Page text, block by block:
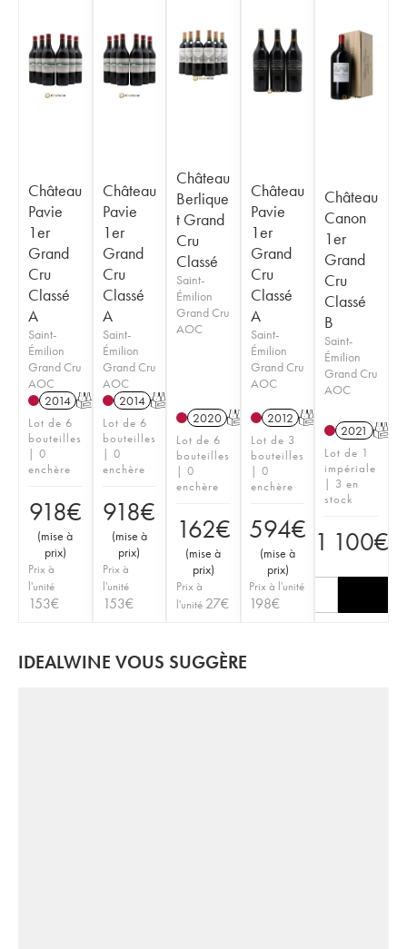
Château
Pavie
1er
Grand
Cru
Classé
A
Saint-
Émilion
Grand Cru
AOC
2014 T
Lot de 6
bouteilles
| 0
enchère
918€
(mise à
prix)
Prix à
l'unité
153€
Château
Pavie
1er
Grand
Cru
Classé
A
Saint-
Émilion
Grand Cru
AOC
2014 T
Lot de 6
bouteilles
| 0
enchère
918€
(mise à
prix)
Prix à
l'unité
153€
Château
Berlique
t Grand
Cru
Classé
Saint-
Émilion
Grand Cru
AOC
2020 T
Lot de 6
bouteilles
| 0
enchère
162€
(mise à
prix)
Prix à
l'unité 27€
Château
Pavie
1er
Grand
Cru
Classé
A
Saint-
Émilion
Grand Cru
AOC
2012 T
Lot de 3
bouteilles
| 0
enchère
594€
(mise à
prix)
Prix à l'unité
198€
Château
Canon
1er
Grand
Cru
Classé
B
Saint-
Émilion
Grand Cru
AOC
2021 T
Lot de 1
impériale
| 3 en
stock
1 100€
IDEALWINE VOUS SUGGÈRE